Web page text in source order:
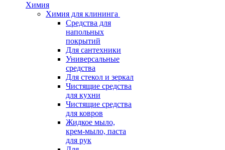
Химия
Химия для клининга
Средства для
напольных
покрытий
Для сантехники
Универсальные
средства
Для стекол и зеркал
Чистящие средства
для кухни
Чистящие средства
для ковров
Жидкое мыло,
крем-мыло, паста
для рук